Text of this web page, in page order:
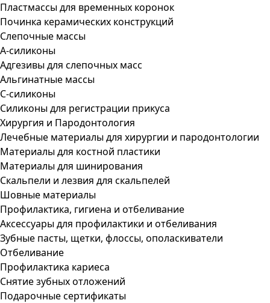
Пластмассы для временных коронок
Починка керамических конструкций
Слепочные массы
А-силиконы
Адгезивы для слепочных масс
Альгинатные массы
С-силиконы
Силиконы для регистрации прикуса
Хирургия и Пародонтология
Лечебные материалы для хирургии и пародонтологии
Материалы для костной пластики
Материалы для шинирования
Скальпели и лезвия для скальпелей
Шовные материалы
Профилактика, гигиена и отбеливание
Аксессуары для профилактики и отбеливания
Зубные пасты, щетки, флоссы, ополаскиватели
Отбеливание
Профилактика кариеса
Снятие зубных отложений
Подарочные сертификаты